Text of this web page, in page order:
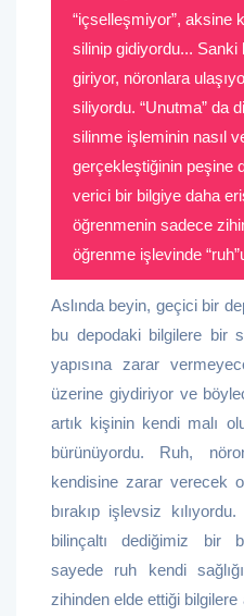
“içselleşmiyor”, aksine
silinip gidiyordu...
giriyor, nöronlara
siliyordu. “Unutma” da
silinme işleminin nasıl
gerçekleştiğinin peşine
verici bir bilgiye daha
öğrenmenin sadece
öğrenme işlevinde
Aslında beyin, geçici bir
bu depodaki bilgilere bir
yapısına zarar
üzerine giydiriyor ve
artık kişinin kendi malı
bürünüyordu. Ruh,
kendisine zarar verecek
bırakıp işlevsiz
bilinçaltı dediğimiz bir
sayede ruh kendi
zihinden elde ettiği bilgilere